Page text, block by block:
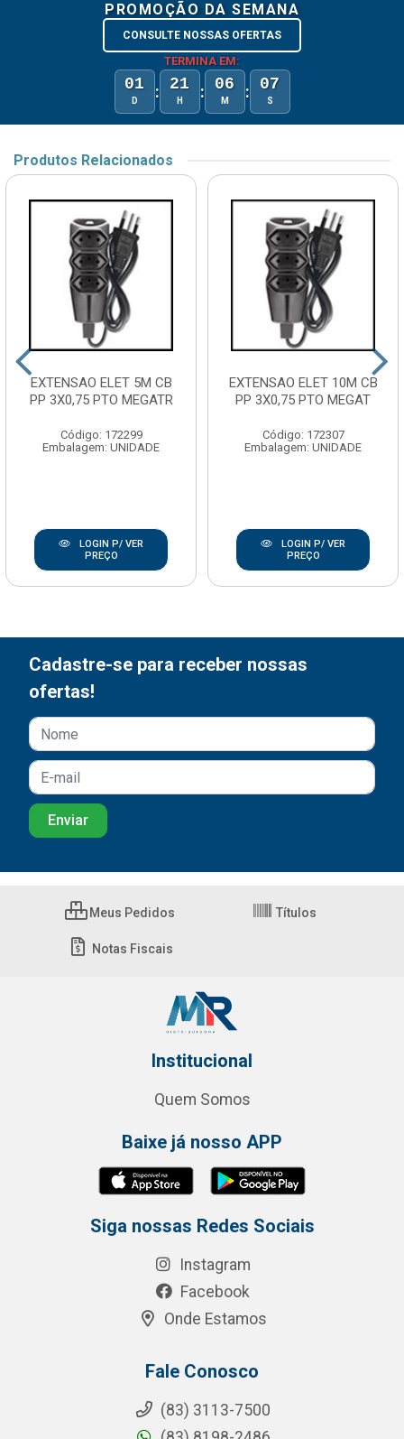
PROMOÇÃO DA SEMANA
CONSULTE NOSSAS OFERTAS
TERMINA EM:
01
D : 21
H : 06
M : 07
S
Produtos Relacionados
EXTENSAO ELET 5M CB
PP 3X0,75 PTO MEGATR
Código: 172299
Embalagem: UNIDADE
LOGIN P/ VER
PREÇO
EXTENSAO ELET 10M CB
PP 3X0,75 PTO MEGAT
Código: 172307
Embalagem: UNIDADE
LOGIN P/ VER
PREÇO
Cadastre-se para receber nossas
ofertas!
Meus Pedidos Títulos
Notas Fiscais
Institucional
Quem Somos
Baixe já nosso APP
Siga nossas Redes Sociais
Instagram
Facebook
Onde Estamos
Fale Conosco
(83) 3113-7500